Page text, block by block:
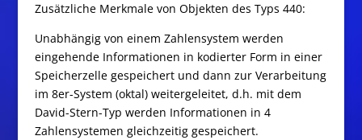
Zusätzliche Merkmale von Objekten des Typs 440:
Unabhängig von einem Zahlensystem werden
eingehende Informationen in kodierter Form in einer
Speicherzelle gespeichert und dann zur Verarbeitung
im 8er-System (oktal) weitergeleitet, d.h. mit dem
David-Stern-Typ werden Informationen in 4
Zahlensystemen gleichzeitig gespeichert.